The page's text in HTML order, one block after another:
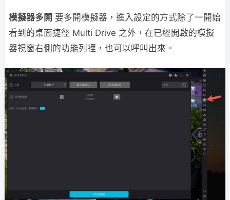
模擬器多開 要多開模擬器，進入設定的方式除了一開始
看到的桌面捷徑 Multi Drive 之外，在已經開啟的模擬
器視窗右側的功能列裡，也可以呼叫出來。